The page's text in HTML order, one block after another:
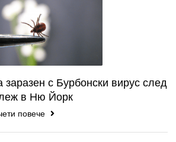
заразен с Бурбонски вирус след
в Ню Йорк
повече